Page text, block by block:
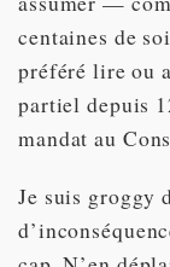
centaines de
préféré lire ou
partiel depuis
mandat au
Je suis groggy